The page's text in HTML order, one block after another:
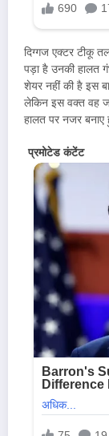
दिग्गज एक्टर टीकू
पड़ा है उनकी हालत
शेयर नहीं की है इस
लेकिन इस वक्त वह
हालत पर नजर